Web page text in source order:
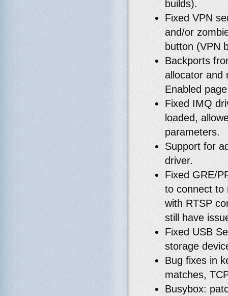
builds).
Fixed VPN
and/or
button (VPN
Backports
allocator and
Enabled
Fixed IMQ
loaded,
parameters.
Support for
driver.
Fixed GRE/
to connect to
with RTSP
still have
Fixed USB
storage
Bug fixes in
matches,
Busybox: